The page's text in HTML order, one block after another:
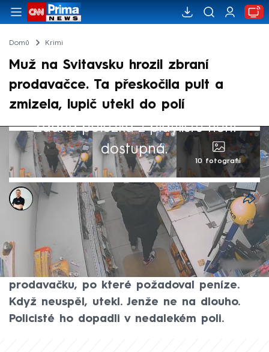
Domů Krimi
Muž na Svitavsku hrozil zbraní
prodavačce. Ta přeskočila pult a
zmizela, lupič utekl do polí
Žádná položka z playlistu není
dostupná.
10 fotografií
Bohuslav Štěpánek
24. kvě 2025, 09:17
Velmi rychle vyřešili kriminalisté případ
loupeže, který se odehrál na Svitavsku.
Ozbrojený muž tam v obchodě přepadl
prodavačku, po které požadoval peníze.
Když neuspěl, utekl. Jenže ne na dlouho.
Policisté ho dopadli v nedalekém poli.